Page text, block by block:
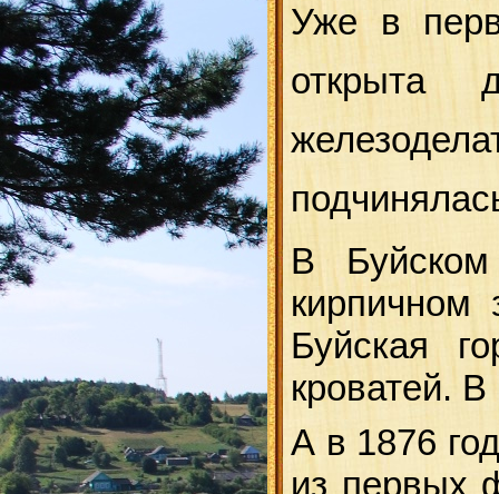
Уже в
открыта
В
кирпичном
Буйская
кроватей.
А в 1876
из первых